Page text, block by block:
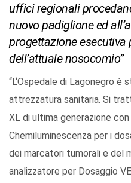
uffici regionali
nuovo padiglione ed
progettazione esecutiva
dell’attuale nosocomio”
“L‘Ospedale di Lagonegro
attrezzatura sanitaria. Si
XL di ultima generazione
Chemiluminescenza per i
dei marcatori tumorali e del
analizzatore per Dosaggio